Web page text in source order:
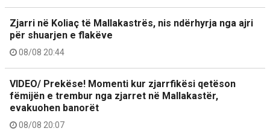
Zjarri në Koliaç të Mallakastrës, nis ndërhyrja nga ajri
për shuarjen e flakëve
08/08 20:44
VIDEO/ Prekëse! Momenti kur zjarrfikësi qetëson
fëmijën e trembur nga zjarret në Mallakastër,
evakuohen banorët
08/08 20:07